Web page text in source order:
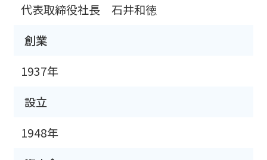
代表取締役社長 石井和徳
創業
1937年
設立
1948年